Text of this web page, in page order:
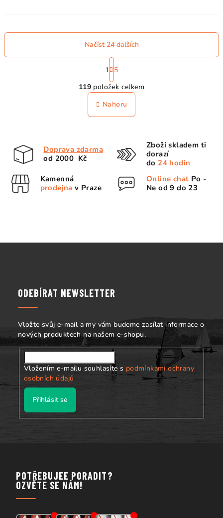
O
v
l
á
ý
Načíst 24 dalších
S
t
r
á
n
k
o
1 5
119 položek celkem
Nahoru
Doprava zdarma
od 2000 Kč
Zboží skladem ti
dorazí
do 24 hodin
Kamenná
prodejna v Praze
Online chat Po -
Ne od 9 do 23
ODEBÍRAT NEWSLETTER
Vložte svůj e-mail a my vám budeme zasílat informace o
nových produktech na našem e-shopu.
Vložením e-mailu souhlasíte s podmínkami ochrany
osobních údajů
Přihlásit se
POTŘEBUJEE PORADIT?
OZVĚTE SE NÁM!